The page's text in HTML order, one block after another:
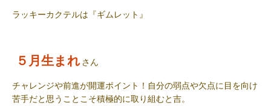
ラッキーカクテルは『ギムレット 』
５月生まれさん
チャレンジや前進が開運ポイント！自分の弱点や欠点に目を向け
苦手だと思うことこそ積極的に取り組むと吉。